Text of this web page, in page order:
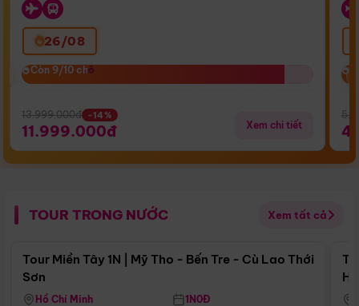
26/08
Còn 9/10 chỗ
Còn 9/10 chỗ
13.999.000đ -14%
11.999.000đ Xem chi tiết
TOUR TRONG NƯỚC Xem tất cả
Điểm nổi bật
Tour Miền Tây 1N | Mỹ Tho - Bến Tre - Cù Lao Thới
Sơn
Hồ Chí Minh 1N0Đ